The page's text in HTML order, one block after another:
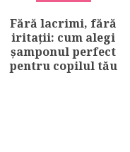
Fără lacrimi, fără
iritații: cum alegi
șamponul perfect
pentru copilul tău